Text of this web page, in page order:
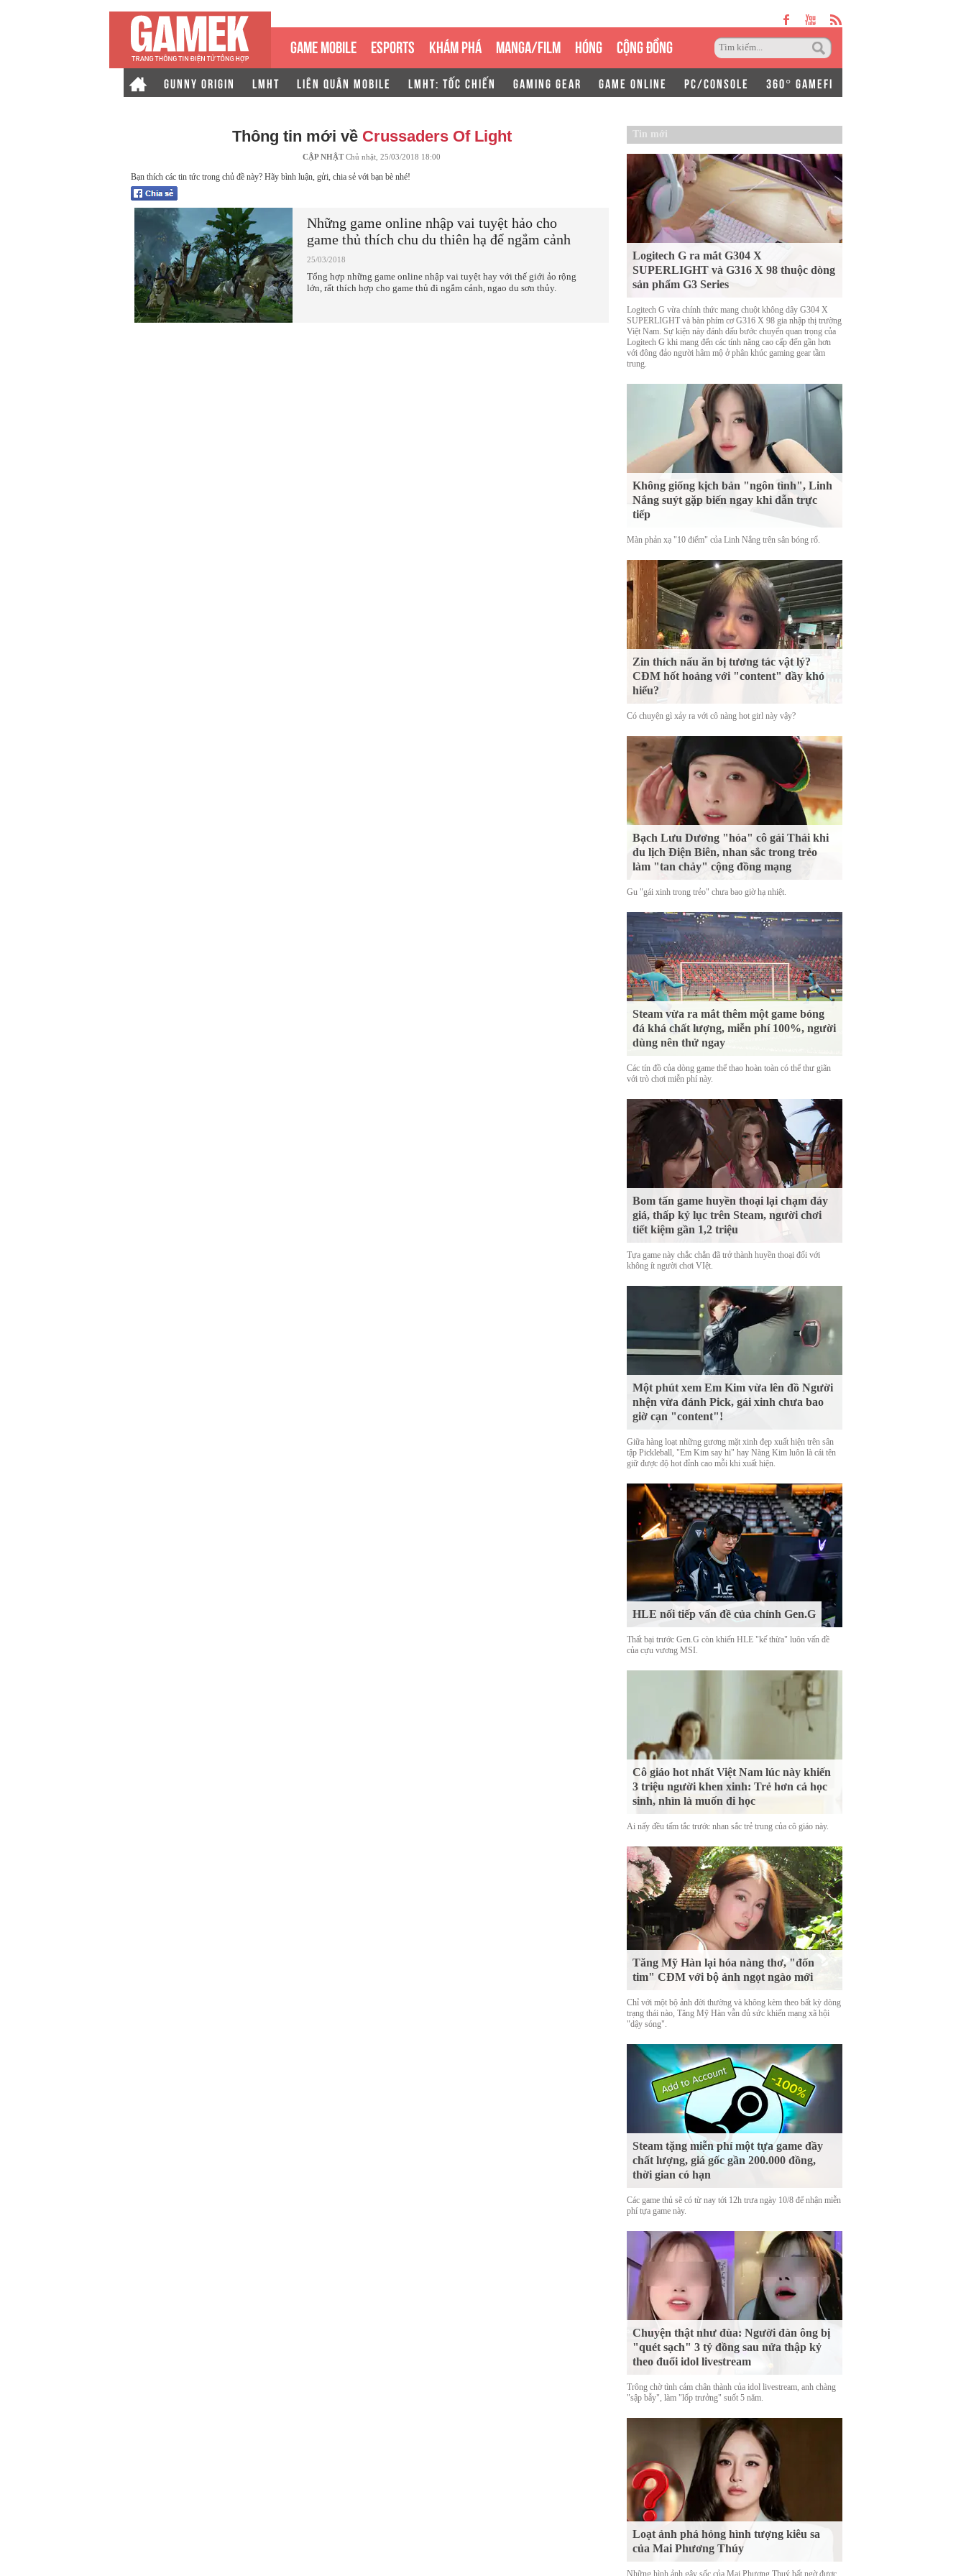
GAME MOBILE ESPORTS KHÁM PHÁ MANGA/FILM HÓNG CỘNG ĐỒNG
GUNNY ORIGIN LMHT LIÊN QUÂN MOBILE LMHT: TỐC CHIẾN GAMING GEAR GAME ONLINE PC/CONSOLE 360° GAMEFI
Thông tin mới về Crussaders Of Light
CẬP NHẬTChủ nhật, 25/03/2018 18:00
Bạn thích các tin tức trong chủ đề này? Hãy bình luận, gửi, chia sẻ với bạn bè nhé!
Những game online nhập vai tuyệt hảo cho
game thủ thích chu du thiên hạ để ngắm cảnh
25/03/2018
Tổng hợp những game online nhập vai tuyệt hay với thế giới ảo rộng
lớn, rất thích hợp cho game thủ đi ngắm cảnh, ngao du sơn thủy.
Tin mới
Logitech G ra mắt G304 X
SUPERLIGHT và G316 X 98 thuộc dòng
sản phẩm G3 Series
Logitech G vừa chính thức mang chuột không dây G304 X
SUPERLIGHT và bàn phím cơ G316 X 98 gia nhập thị trường
Việt Nam. Sự kiện này đánh dấu bước chuyển quan trọng của
Logitech G khi mang đến các tính năng cao cấp đến gần hơn
với đông đảo người hâm mộ ở phân khúc gaming gear tầm
trung.
Không giống kịch bản "ngôn tình", Linh
Nắng suýt gặp biến ngay khi dẫn trực
tiếp
Màn phản xạ "10 điểm" của Linh Nắng trên sân bóng rổ.
Zin thích nấu ăn bị tương tác vật lý?
CĐM hốt hoảng với "content" đầy khó
hiểu?
Có chuyện gì xảy ra với cô nàng hot girl này vậy?
Bạch Lưu Dương "hóa" cô gái Thái khi
du lịch Điện Biên, nhan sắc trong trẻo
làm "tan chảy" cộng đồng mạng
Gu "gái xinh trong trẻo" chưa bao giờ hạ nhiệt.
Steam vừa ra mắt thêm một game bóng
đá khá chất lượng, miễn phí 100%, người
dùng nên thử ngay
Các tín đồ của dòng game thể thao hoàn toàn có thể thư giãn
với trò chơi miễn phí này.
Bom tấn game huyền thoại lại chạm đáy
giá, thấp kỷ lục trên Steam, người chơi
tiết kiệm gần 1,2 triệu
Tựa game này chắc chắn đã trở thành huyền thoại đối với
không ít người chơi VIệt.
Một phút xem Em Kim vừa lên đồ Người
nhện vừa đánh Pick, gái xinh chưa bao
giờ cạn "content"!
Giữa hàng loạt những gương mặt xinh đẹp xuất hiện trên sân
tập Pickleball, "Em Kim say hi" hay Nàng Kim luôn là cái tên
giữ được độ hot đỉnh cao mỗi khi xuất hiện.
HLE nối tiếp vấn đề của chính Gen.G
Thất bại trước Gen.G còn khiến HLE "kế thừa" luôn vấn đề
của cựu vương MSI.
Cô giáo hot nhất Việt Nam lúc này khiến
3 triệu người khen xinh: Trẻ hơn cả học
sinh, nhìn là muốn đi học
Ai nấy đều tấm tắc trước nhan sắc trẻ trung của cô giáo này.
Tăng Mỹ Hàn lại hóa nàng thơ, "đốn
tim" CĐM với bộ ảnh ngọt ngào mới
Chỉ với một bộ ảnh đời thường và không kèm theo bất kỳ dòng
trạng thái nào, Tăng Mỹ Hàn vẫn đủ sức khiến mạng xã hội
"dậy sóng".
Steam tặng miễn phí một tựa game đầy
chất lượng, giá gốc gần 200.000 đồng,
thời gian có hạn
Các game thủ sẽ có từ nay tới 12h trưa ngày 10/8 để nhận miễn
phí tựa game này.
Chuyện thật như đùa: Người đàn ông bị
"quét sạch" 3 tỷ đồng sau nửa thập kỷ
theo đuổi idol livestream
Trông chờ tình cảm chân thành của idol livestream, anh chàng
"sập bẫy", làm "lốp trưởng" suốt 5 năm.
Loạt ảnh phá hỏng hình tượng kiêu sa
của Mai Phương Thúy
Những hình ảnh gây sốc của Mai Phương Thuý bất ngờ được